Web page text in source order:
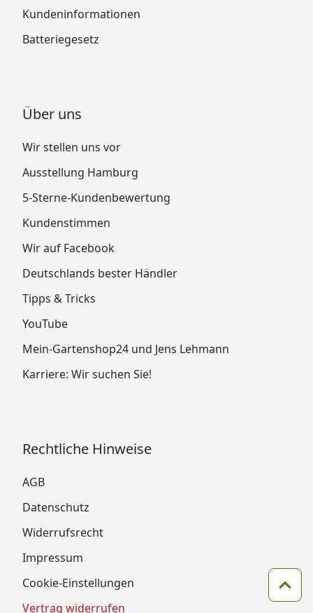
Kundeninformationen
Batteriegesetz
Über uns
Wir stellen uns vor
Ausstellung Hamburg
5-Sterne-Kundenbewertung
Kundenstimmen
Wir auf Facebook
Deutschlands bester Händler
Tipps & Tricks
YouTube
Mein-Gartenshop24 und Jens Lehmann
Karriere: Wir suchen Sie!
Rechtliche Hinweise
AGB
Datenschutz
Widerrufsrecht
Impressum
Cookie-Einstellungen
Vertrag widerrufen